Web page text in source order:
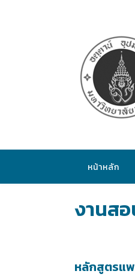
หน้าหลัก
งานส
หลักสูตรแ